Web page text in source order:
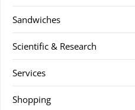
Sandwiches
Scientific & Research
Services
Shopping